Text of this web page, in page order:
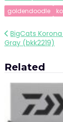
goldendoodle
wpisu
BigCats
Gray (bkk2219)
Related